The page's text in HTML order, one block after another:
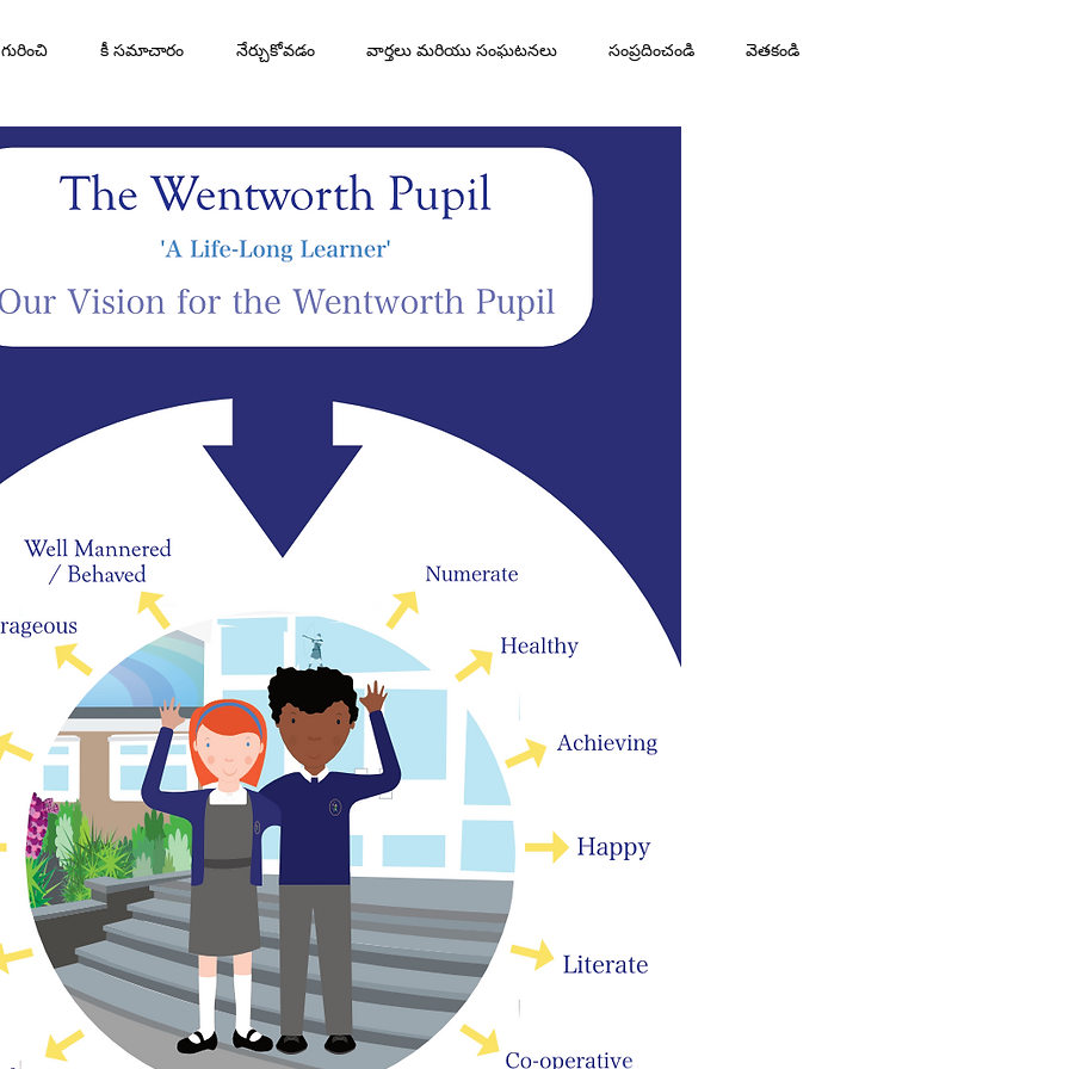
కీ సమాచారం నేర్చుకోవడం వార్తలు మరియు సంఘటనలు సంప్రదించండి వెతకండి